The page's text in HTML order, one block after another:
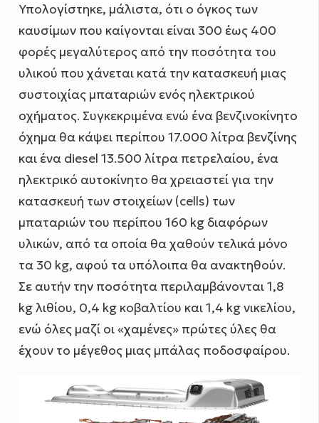
Υπολογίστηκε, μάλιστα, ότι ο όγκος των
καυσίμων που καίγονται είναι 300 έως 400
φορές μεγαλύτερος από την ποσότητα του
υλικού που χάνεται κατά την κατασκευή μιας
συστοιχίας μπαταριών ενός ηλεκτρικού
οχήματος. Συγκεκριμένα ενώ ένα βενζινοκίνητο
όχημα θα κάψει περίπου 17.000 λίτρα βενζίνης
και ένα diesel 13.500 λίτρα πετρελαίου, ένα
ηλεκτρικό αυτοκίνητο θα χρειαστεί για την
κατασκευή των στοιχείων (cells) των
μπαταριών του περίπου 160 kg διαφόρων
υλικών, από τα οποία θα χαθούν τελικά μόνο
τα 30 kg, αφού τα υπόλοιπα θα ανακτηθούν.
Σε αυτήν την ποσότητα περιλαμβάνονται 1,8
kg λιθίου, 0,4 kg κοβαλτίου και 1,4 kg νικελίου,
ενώ όλες μαζί οι «χαμένες» πρώτες ύλες θα
έχουν το μέγεθος μιας μπάλας ποδοσφαίρου.